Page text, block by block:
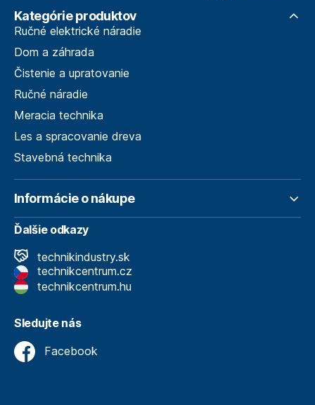
Kategórie produktov
Ručné elektrické náradie
Dom a záhrada
Čistenie a upratovanie
Ručné náradie
Meracia technika
Les a spracovanie dreva
Stavebná technika
Informácie o nákupe
Ďalšie odkazy
technikindustry.sk
technikcentrum.cz
technikcentrum.hu
Sledujte nás
Facebook